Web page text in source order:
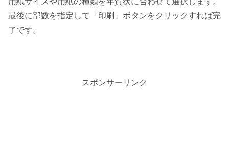
最後に部数を指定して「印刷」ボタンをクリックすれば完
了です。
スポンサーリンク